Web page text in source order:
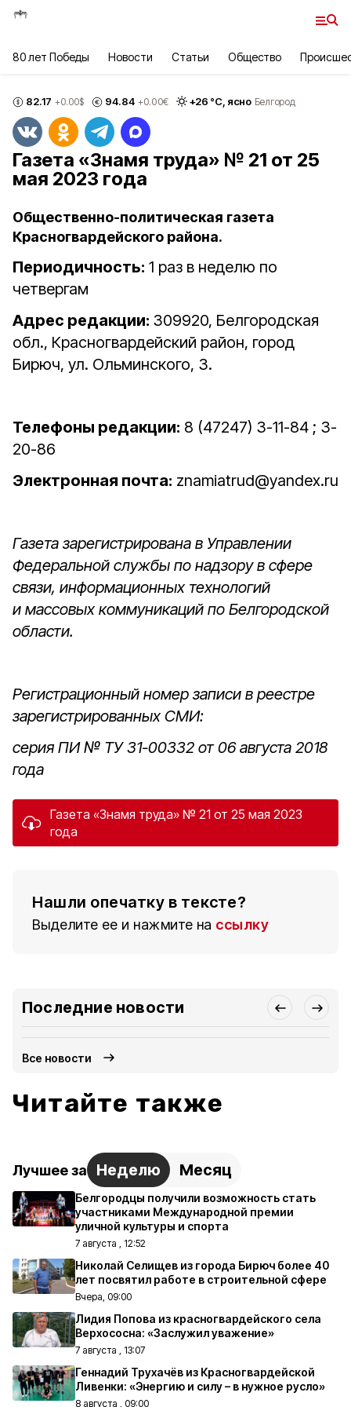
80 лет Победы Новости Статьи Общество
82.17 +0.00$ 94.84 +0.00€ +26 °С, ясно Белгород
Газета «Знамя труда» № 21 от 25
мая 2023 года
Общественно-политическая газета
Красногвардейского района.
Периодичность: 1 раз в неделю по
четвергам
Адрес редакции: 309920, Белгородская
обл., Красногвардейский район, город
Бирюч, ул. Ольминского, 3.
Телефоны редакции: 8 (47247) 3-11-84 ; 3-
20-86
Электронная почта: znamiatrud@yandex.ru
Газета зарегистрирована в Управлении
Федеральной службы по надзору в сфере
связи, информационных технологий
и массовых коммуникаций по Белгородской
области.
Регистрационный номер записи в реестре
зарегистрированных СМИ:
серия ПИ № ТУ 31-00332 от 06 августа 2018
года
Газета «Знамя труда» № 21 от 25 мая 2023
года
Нашли опечатку в тексте?
Выделите ее и нажмите на ссылку
Последние новости
Все новости
Читайте также
Лучшее за Неделю Месяц
Белгородцы получили возможность стать
участниками Международной премии
уличной культуры и спорта
7 августа , 12:52
Николай Селищев из города Бирюч более 40
лет посвятил работе в строительной сфере
Вчера, 09:00
Лидия Попова из красногвардейского села
Верхососна: «Заслужил уважение»
7 августа , 13:07
Геннадий Трухачёв из Красногвардейской
Ливенки: «Энергию и силу – в нужное русло»
8 августа , 09:00